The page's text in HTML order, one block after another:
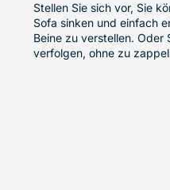
Stellen Sie sich vor, Sie
Sofa sinken und einfach
Beine zu verstellen. Oder
verfolgen, ohne zu